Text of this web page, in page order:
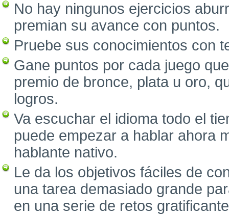
No hay ningunos ejercicios
premian su avance con puntos.
Pruebe sus conocimientos con
Gane puntos por cada juego
premio de bronce, plata u oro,
logros.
Va escuchar el idioma todo el
puede empezar a hablar ahora
hablante nativo.
Le da los objetivos fáciles de
una tarea demasiado grande
en una serie de retos